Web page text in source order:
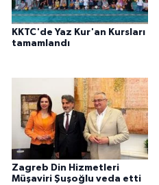
KKTC'de Yaz Kur'an Kursları
tamamlandı
Zagreb Din Hizmetleri
Müşaviri Şuşoğlu veda etti
Niğde Müftülüğü
Osmaniye Müftülüğü
Rize Müftülüğü
Sakarya Müftülüğü